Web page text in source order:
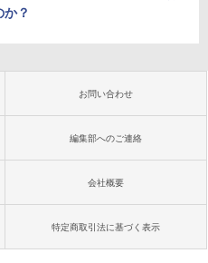
？
お問い合わせ
編集部へのご連絡
会社概要
特定商取引法に基づく表示